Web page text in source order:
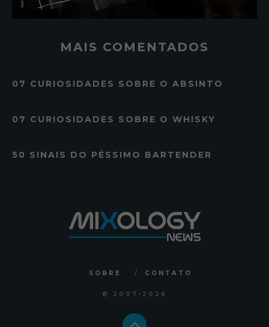
MAIS COMENTADOS
07 CURIOSIDADES SOBRE O ABSINTO
07 CURIOSIDADES SOBRE O WHISKY
50 SINAIS DO PÉSSIMO BARTENDER
SOBRE CONTATO
© 2007 -2026